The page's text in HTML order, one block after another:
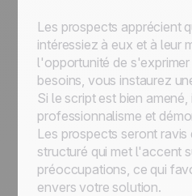
Les prospects apprécient
intéressiez à eux et à leur
l'opportunité de
besoins, vous instaurez
Si le script est bien
professionnalisme et
Les prospects seront
structuré qui met l'accent
préoccupations, ce qui
envers votre solution.